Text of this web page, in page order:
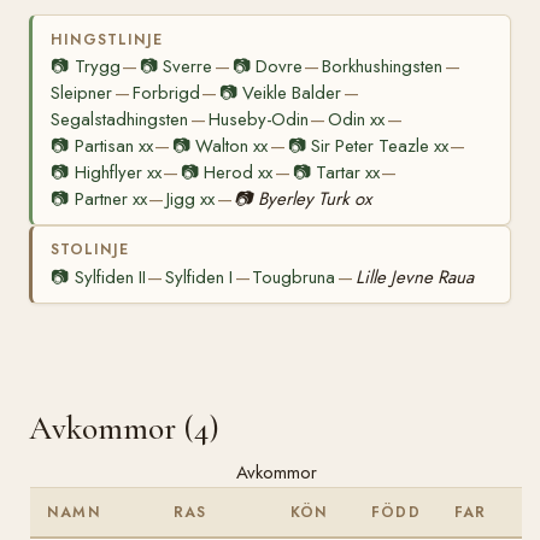
HINGSTLINJE
📷 Trygg— 📷Sverre — 📷 Dovre—Borkhushingsten —
Sleipner—Forbrigd— 📷Veikle Balder—
Segalstadhingsten —Huseby-Odin—Odin xx—
📷 Partisan xx— 📷Walton xx— 📷 Sir Peter Teazle xx—
📷 Highflyer xx— 📷Herod xx— 📷 Tartar xx—
📷 Partner xx—Jigg xx—📷 Byerley Turk ox
STOLINJE
📷 Sylfiden II—Sylfiden I —Tougbruna — Lille Jevne Raua
Avkommor (4)
Avkommor
NAMN RAS KÖN FÖDD FAR